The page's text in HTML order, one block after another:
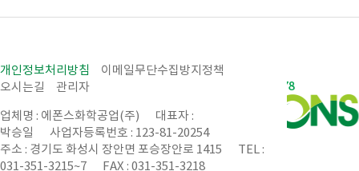
개인정보처리방침
이메일무단수집방지정책
오시는길
관리자
업체명 : 에폰스화학공업(주)
대표자 :
박승일
사업자등록번호 : 123-81-20254
주소 : 경기도 화성시 장안면 포승장안로 1415
TEL :
031-351-3215~7
FAX : 031-351-3218